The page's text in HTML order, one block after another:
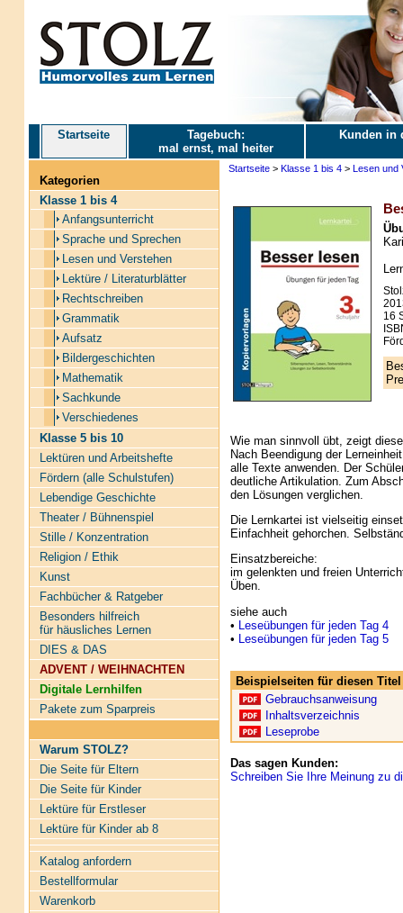
Startseite
Tagebuch:
mal ernst, mal heiter
Kunden in
Kategorien
Klasse 1 bis 4
Anfangsunterricht
Sprache und Sprechen
Lesen und Verstehen
Lektüre / Literaturblätter
Rechtschreiben
Grammatik
Aufsatz
Bildergeschichten
Mathematik
Sachkunde
Verschiedenes
Klasse 5 bis 10
Lektüren und Arbeitshefte
Fördern (alle Schulstufen)
Lebendige Geschichte
Theater / Bühnenspiel
Stille / Konzentration
Religion / Ethik
Kunst
Fachbücher & Ratgeber
Besonders hilfreich
für häusliches Lernen
DIES & DAS
ADVENT / WEIHNACHTEN
Digitale Lernhilfen
Pakete zum Sparpreis
Warum STOLZ?
Die Seite für Eltern
Die Seite für Kinder
Lektüre für Erstleser
Lektüre für Kinder ab 8
Katalog anfordern
Bestellformular
Warenkorb
Startseite> Klasse 1 bis 4> Lesen und
16
Wie man sinnvoll übt, zeigt
Nach Beendigung der
alle Texte anwenden. Der
deutliche Artikulation. Zum
den Lösungen verglichen.
Die Lernkartei ist vielseitig
Einfachheit gehorchen.
Einsatzbereiche:
im gelenkten und freien
Üben.
siehe auch
• Leseübungen für jeden Tag 4
• Leseübungen für jeden Tag 5
Beispielseiten für diesen
Gebrauchsanweisung
Inhaltsverzeichnis
Leseprobe
Das sagen Kunden:
Schreiben Sie Ihre Meinung zu